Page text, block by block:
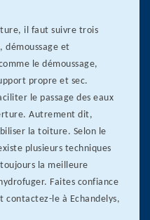
il faut suivre trois
démoussage et
le démoussage,
propre et sec.
le passage des eaux
Autrement dit,
la toiture. Selon le
plusieurs techniques
la meilleure
Faites confiance
contactez-le à Echandelys,